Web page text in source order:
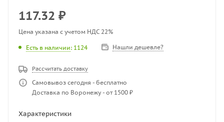
117.32 ₽
Цена указана с учетом НДС 22%
Есть в наличии: 1124 Нашли дешевле?
Рассчитать доставку
Самовывоз сегодня - бесплатно
Доставка по Воронежу - от 1500 ₽
Характеристики